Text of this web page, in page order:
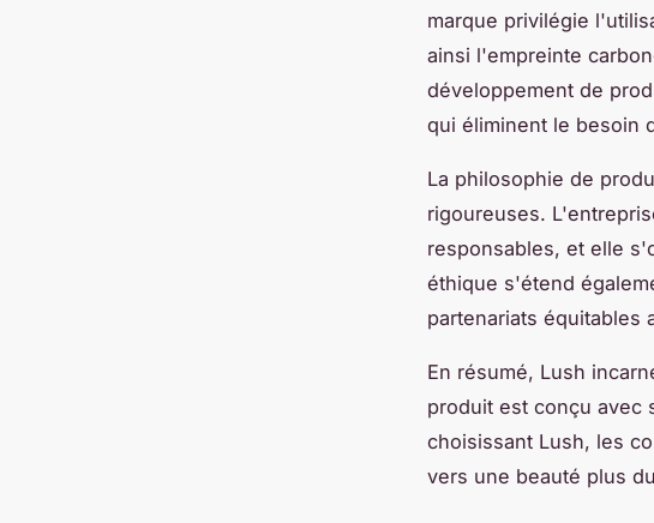
marque privilégie
ainsi l'empreinte
développement de
qui éliminent le besoin
La philosophie de
rigoureuses.
responsables, et elle
éthique s'étend
partenariats équitables
En résumé, Lush
produit est conçu avec
choisissant Lush, les
vers une beauté plus